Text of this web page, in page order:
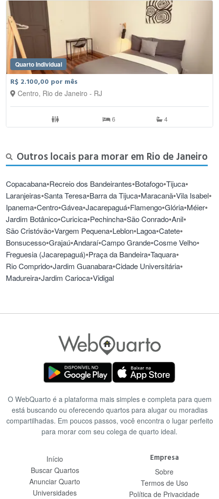
parte de suas ruas.
Quarto Individual
R$ 2.100,00 por mês
Centro, Rio de Janeiro - RJ
6 4
Outros locais para morar em Rio de Janeiro
Copacabana•Recreio dos Bandeirantes•Botafogo•Tijuca•
Laranjeiras•Santa Teresa•Barra da Tijuca•Maracanã•Vila Isabel•
Ipanema•Centro•Gávea•Jacarepaguá•Flamengo•Glória•Méier•
Jardim Botânico•Curicica•Pechincha•São Conrado•Anil•
São Cristóvão•Vargem Pequena•Leblon•Lagoa•Catete•
Bonsucesso•Grajaú•Andaraí•Campo Grande•Cosme Velho•
Freguesia (Jacarepaguá)•Praça da Bandeira•Taquara•
Rio Comprido•Jardim Guanabara•Cidade Universitária•
Madureira•Jardim Carioca•Vidigal
O WebQuarto é a plataforma mais simples e completa para quem
está buscando ou oferecendo quartos para alugar ou moradias
compartilhadas. Em poucos passos, você encontra o lugar perfeito
para morar com seu colega de quarto ideal.
Início
Buscar Quartos
Anunciar Quarto
Universidades
Empresa
Sobre
Termos de Uso
Política de Privacidade